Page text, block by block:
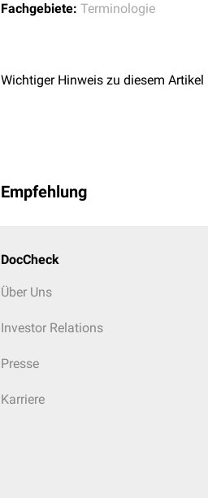
Fachgebiete: Terminologie
Wichtiger Hinweis zu diesem Artikel
Empfehlung
DocCheck
Über Uns
Investor Relations
Presse
Karriere